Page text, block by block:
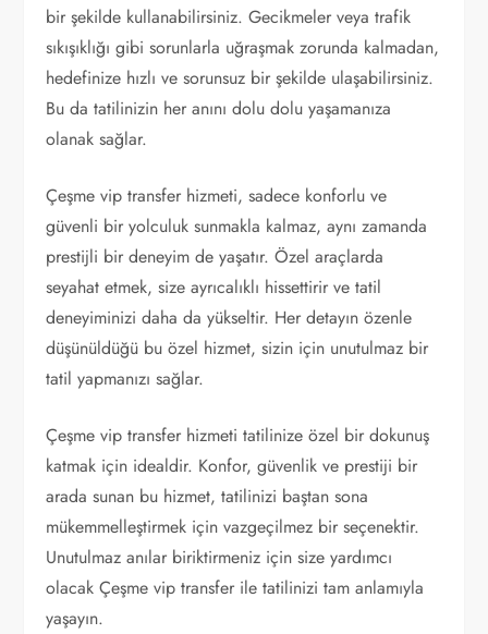
bir şekilde kullanabilirsiniz. Gecikmeler veya trafik
sıkışıklığı gibi sorunlarla uğraşmak zorunda kalmadan,
hedefinize hızlı ve sorunsuz bir şekilde ulaşabilirsiniz.
Bu da tatilinizin her anını dolu dolu yaşamanıza
olanak sağlar.
Çeşme vip transfer hizmeti, sadece konforlu ve
güvenli bir yolculuk sunmakla kalmaz, aynı zamanda
prestijli bir deneyim de yaşatır. Özel araçlarda
seyahat etmek, size ayrıcalıklı hissettirir ve tatil
deneyiminizi daha da yükseltir. Her detayın özenle
düşünüldüğü bu özel hizmet, sizin için unutulmaz bir
tatil yapmanızı sağlar.
Çeşme vip transfer hizmeti tatilinize özel bir dokunuş
katmak için idealdir. Konfor, güvenlik ve prestiji bir
arada sunan bu hizmet, tatilinizi baştan sona
mükemmelleştirmek için vazgeçilmez bir seçenektir.
Unutulmaz anılar biriktirmeniz için size yardımcı
olacak Çeşme vip transfer ile tatilinizi tam anlamıyla
yaşayın.